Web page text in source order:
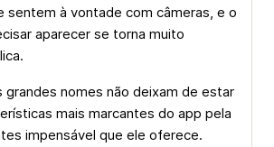
sentem à vontade com câmeras, e o
aparecer se torna muito
grandes nomes não deixam de estar
mais marcantes do app pela
impensável que ele oferece.